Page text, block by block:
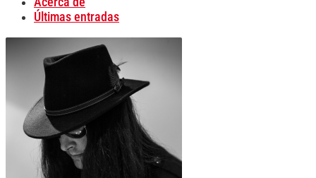
Últimas entradas